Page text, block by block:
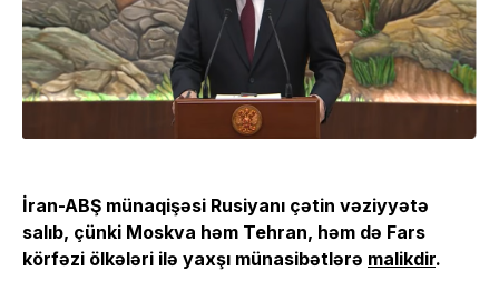
İran-ABŞ münaqişəsi Rusiyanı çətin vəziyyətə
salıb, çünki Moskva həm Tehran, həm də Fars
körfəzi ölkələri ilə yaxşı münasibətlərə malikdir.